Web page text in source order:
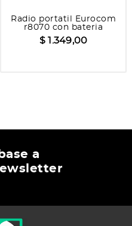
Radio portatil Eurocom
r8070 con bateria
recargable
$ 1.349,00
a